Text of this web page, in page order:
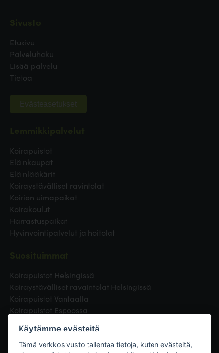
Etusivu
Palveluhaku
Lisää palvelu
Tietoa
Evästeasetukset
Koirapuistot
Eläinkaupat
Eläinlääkärit
Koiraystävälliset ravintolat
Koirien uimapaikat
Koirakoulut
Harrastuspaikat
Hyvinvointipalvelut ja hoitolat
Koirapuistot Helsingissä
Koiraystävälliset ravaintolat Helsingissä
Koirapuistot Vantaalla
Koirapuistot Espoossa
Eläinlääkäri Helsingissä
Koirapuistot Tampereella
Käytämme evästeitä
Tämä verkkosivusto tallentaa tietoja, kuten evästeitä,